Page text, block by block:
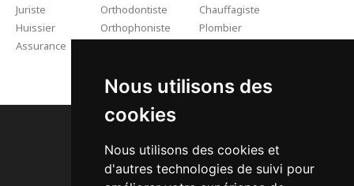
Nous utilisons des
cookies
Nous utilisons des cookies et
d'autres technologies de suivi pour
Juriste
Huissier
Assurance
Orthodontiste
Orthophoniste
Chauffagiste
Plombier